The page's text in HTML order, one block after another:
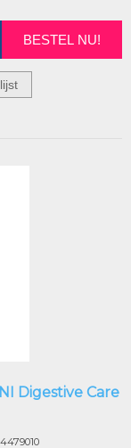
BESTEL NU!
Digestive Care
4479010